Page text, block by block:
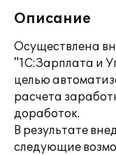
Описание
Осуществлена
"1C:Зарплата и
целью
расчета
доработок.
В результате
следующие